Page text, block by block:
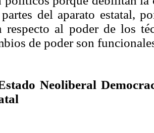
del aparato estatal,
respecto al poder de los
de poder son
Neoliberal